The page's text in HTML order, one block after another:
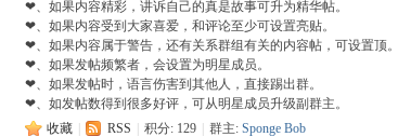
班❤、如果内容精彩，讲诉自己的真是故事可升为精华帖。
❤、如果内容受到大家喜爱，和评论至少可设置亮贴。
❤、如果内容属于警告，还有关系群组有关的内容帖，可设置顶。
❤、如果发帖频繁者，会设置为明星成员。
❤、如果发帖时，语言伤害到其他人，直接踢出群。
❤、如发帖数得到很多好评，可从明星成员升级副群主。
收藏
RSS 积分: 129 群主:Sponge Bob